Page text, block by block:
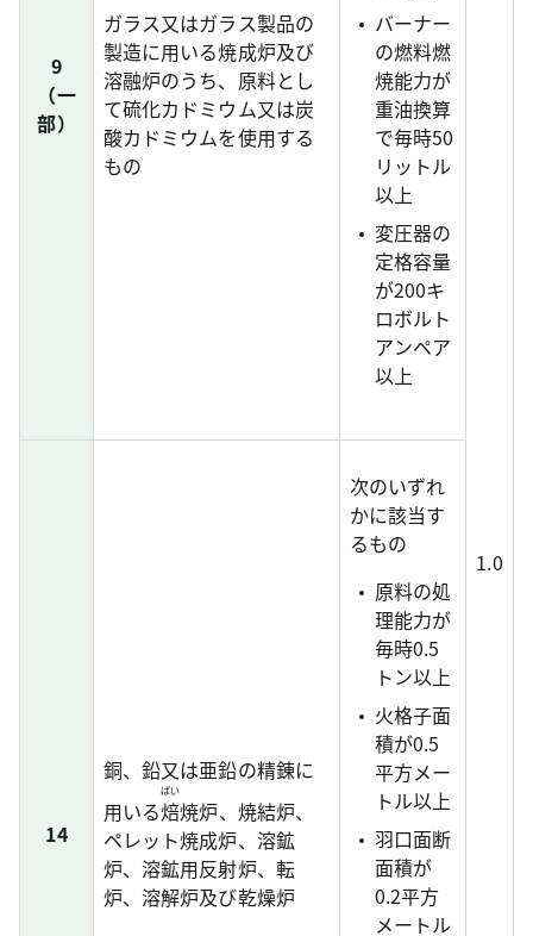
9
（一
部）
ガラス又はガラス製品の
製造に用いる焼成炉及び
溶融炉のうち、原料とし
て硫化カドミウム又は炭
酸カドミウムを使用する
もの
バーナー
の燃料燃
焼能力が
重油換算
で毎時50
リットル
以上
変圧器の
定格容量
が200キ
ロボルト
アンペア
以上
1.0
14
銅、鉛又は亜鉛の精錬に
用いる焙
ばい
焼炉、焼結炉、
ペレット焼成炉、溶鉱
炉、溶鉱用反射炉、転
炉、溶解炉及び乾燥炉
次のいずれ
かに該当す
るもの
原料の処
理能力が
毎時0.5
トン以上
火格子面
積が0.5
平方メー
トル以上
羽口面断
面積が
0.2平方
メートル